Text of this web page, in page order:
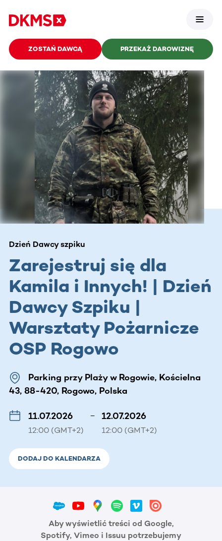
ZOSTAŃ DAWCĄ PRZEKAŻ DAROWIZNĘ
Dzień Dawcy szpiku
Zarejestruj się dla
Kamila i Innych! | Dzień
Dawcy Szpiku |
Warsztaty Pożarnicze
OSP Rogowo
Parking przy Plaży w Rogowie, Kościelna
43, 88-420, Rogowo, Polska
11.07.2026
12:00 (GMT+2)
– 12.07.2026
12:00 (GMT+2)
DODAJ DO KALENDARZA
Aby wyświetlić treści od Google,
Spotify, Vimeo i Issuu potrzebujemy